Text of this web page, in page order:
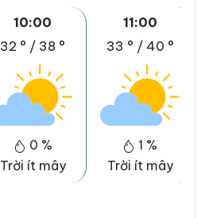
10:00
32 ° / 38 °
0 %
Trời ít mây
11:00
33 ° / 40 °
1 %
Trời ít mây